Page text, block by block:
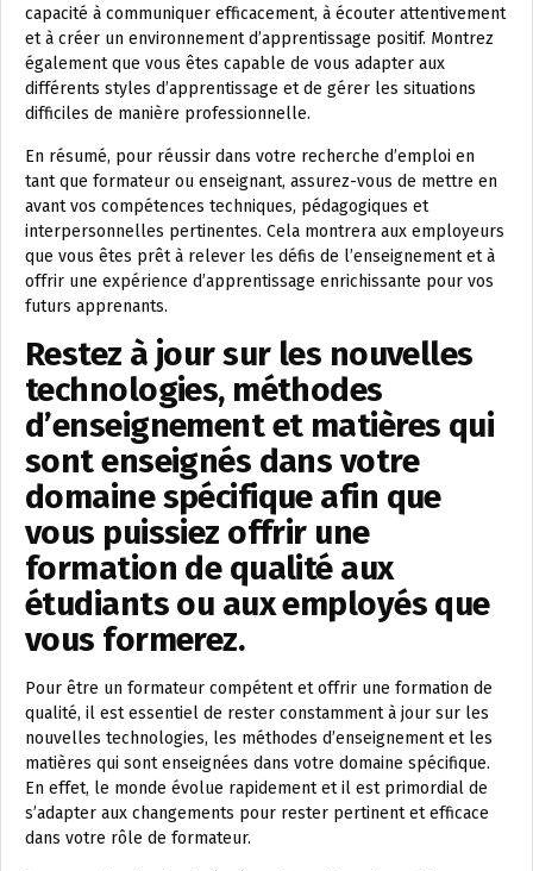
capacité à communiquer efficacement, à écouter attentivement
et à créer un environnement d’apprentissage positif. Montrez
également que vous êtes capable de vous adapter aux
différents styles d’apprentissage et de gérer les situations
difficiles de manière professionnelle.
En résumé, pour réussir dans votre recherche d’emploi en
tant que formateur ou enseignant, assurez-vous de mettre en
avant vos compétences techniques, pédagogiques et
interpersonnelles pertinentes. Cela montrera aux employeurs
que vous êtes prêt à relever les défis de l’enseignement et à
offrir une expérience d’apprentissage enrichissante pour vos
futurs apprenants.
Restez à jour sur les nouvelles
technologies, méthodes
d’enseignement et matières qui
sont enseignés dans votre
domaine spécifique afin que
vous puissiez offrir une
formation de qualité aux
étudiants ou aux employés que
vous formerez.
Pour être un formateur compétent et offrir une formation de
qualité, il est essentiel de rester constamment à jour sur les
nouvelles technologies, les méthodes d’enseignement et les
matières qui sont enseignées dans votre domaine spécifique.
En effet, le monde évolue rapidement et il est primordial de
s’adapter aux changements pour rester pertinent et efficace
dans votre rôle de formateur.